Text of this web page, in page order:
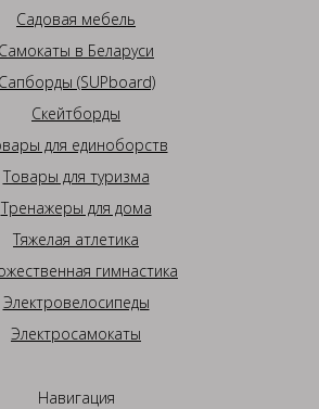
Садовая мебель
Самокаты в Беларуси
Сапборды (SUPboard)
Скейтборды
для единоборств
Товары для туризма
Тренажеры для дома
Тяжелая атлетика
гимнастика
Электровелосипеды
Электросамокаты
Навигация